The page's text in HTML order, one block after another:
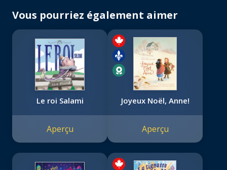
Vous pourriez également aimer
Le roi Salami
Aperçu
Joyeux Noël, Anne!
Aperçu